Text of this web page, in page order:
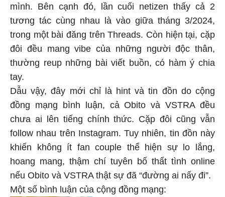
mình. Bên cạnh đó, lần cuối netizen thấy cả 2
tương tác cùng nhau là vào giữa tháng 3/2024,
trong một bài đăng trên Threads. Còn hiện tại, cặp
đôi đều mang vibe của những người độc thân,
thường reup những bài viết buồn, có hàm ý chia
tay.
Dẫu vậy, đây mới chỉ là hint và tin đồn do cộng
đồng mạng bình luận, cả Obito và VSTRA đều
chưa ai lên tiếng chính thức. Cặp đôi cũng vẫn
follow nhau trên Instagram. Tuy nhiên, tin đồn này
khiến không ít fan couple thể hiện sự lo lắng,
hoang mang, thậm chí tuyên bố thất tình online
nếu Obito và VSTRA thật sự đã “đường ai nấy đi”.
Một số bình luận của cộng đồng mạng: